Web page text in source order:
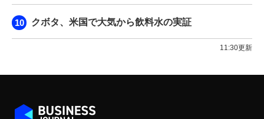
クボタ、米国で大気から飲料水の実証
11:30更新